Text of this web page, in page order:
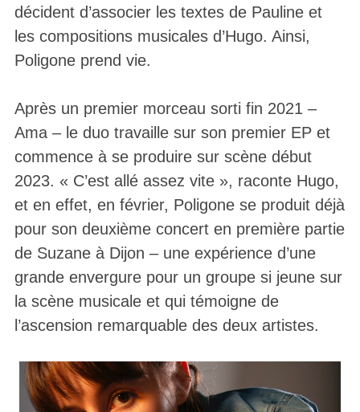
décident d’associer les textes de Pauline et
les compositions musicales d’Hugo. Ainsi,
Poligone prend vie.
Après un premier morceau sorti fin 2021 –
Ama – le duo travaille sur son premier EP et
commence à se produire sur scène début
2023. « C’est allé assez vite », raconte Hugo,
et en effet, en février, Poligone se produit déjà
pour son deuxième concert en première partie
de Suzane à Dijon – une expérience d’une
grande envergure pour un groupe si jeune sur
la scène musicale et qui témoigne de
l’ascension remarquable des deux artistes.